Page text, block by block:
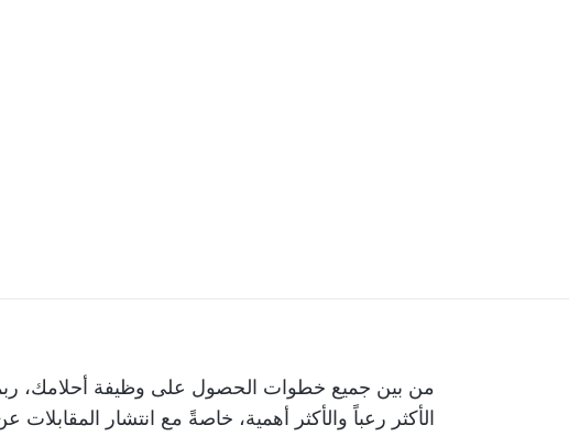
من بين جميع خطوات الحصول على وظيفة أحلامك،
الأكثر رعباً والأكثر أهمية، خاصةً مع انتشار المقابلات